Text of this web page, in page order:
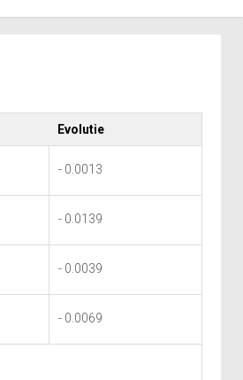
Evolutie
- 0.0013
- 0.0139
- 0.0039
- 0.0069